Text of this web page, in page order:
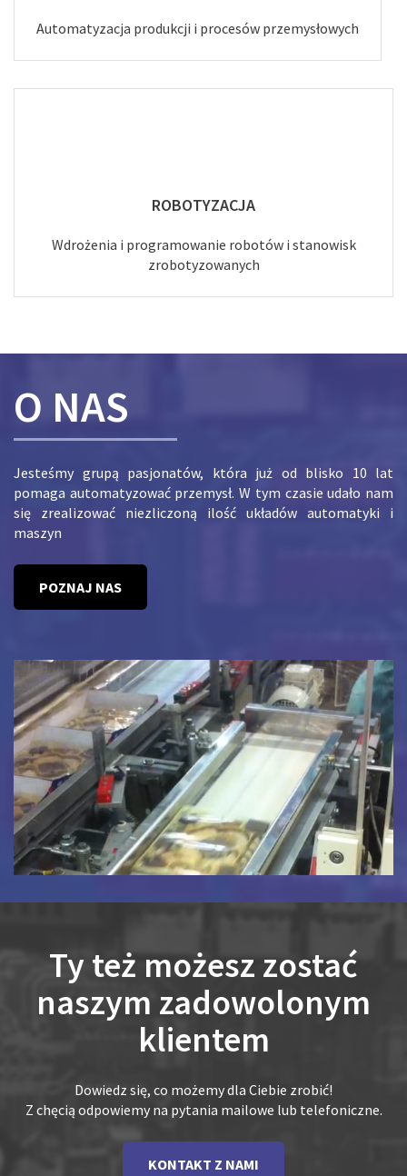
Automatyzacja produkcji i procesów przemysłowych
ROBOTYZACJA
Wdrożenia i programowanie robotów i stanowisk
zrobotyzowanych
O NAS
Jesteśmy grupą pasjonatów, która już od blisko 10 lat
pomaga automatyzować przemysł. W tym czasie udało nam
się zrealizować niezliczoną ilość układów automatyki i
maszyn
POZNAJ NAS
Ty też możesz zostać
naszym zadowolonym
klientem
Dowiedz się, co możemy dla Ciebie zrobić!
Z chęcią odpowiemy na pytania mailowe lub telefoniczne.
KONTAKT Z NAMI